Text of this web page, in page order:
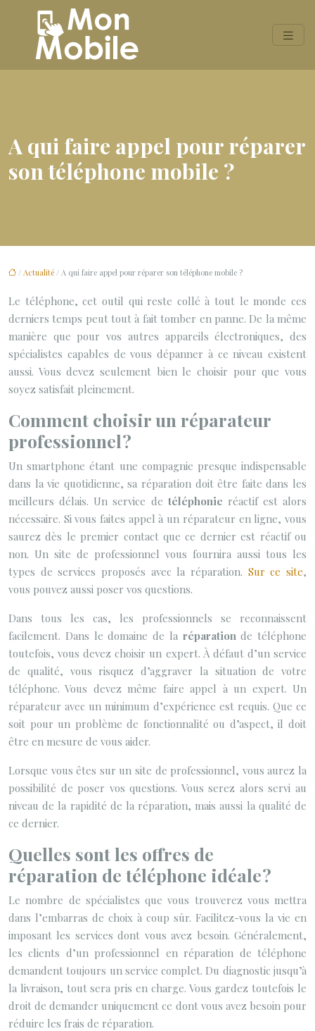
A qui faire appel pour réparer
son téléphone mobile ?
/ Actualité / A qui faire appel pour réparer son téléphone mobile ?
Le téléphone, cet outil qui reste collé à tout le monde ces
derniers temps peut tout à fait tomber en panne. De la même
manière que pour vos autres appareils électroniques, des
spécialistes capables de vous dépanner à ce niveau existent
aussi. Vous devez seulement bien le choisir pour que vous
soyez satisfait pleinement.
Comment choisir un réparateur
professionnel ?
Un smartphone étant une compagnie presque indispensable
dans la vie quotidienne, sa réparation doit être faite dans les
meilleurs délais. Un service de téléphonie réactif est alors
nécessaire. Si vous faites appel à un réparateur en ligne, vous
saurez dès le premier contact que ce dernier est réactif ou
non. Un site de professionnel vous fournira aussi tous les
types de services proposés avec la réparation. Sur ce site,
vous pouvez aussi poser vos questions.
Dans tous les cas, les professionnels se reconnaissent
facilement. Dans le domaine de la réparationde téléphone
toutefois, vous devez choisir un expert. À défaut d’un service
de qualité, vous risquez d’aggraver la situation de votre
téléphone. Vous devez même faire appel à un expert. Un
réparateur avec un minimum d’expérience est requis. Que ce
soit pour un problème de fonctionnalité ou d’aspect, il doit
être en mesure de vous aider.
Lorsque vous êtes sur un site de professionnel, vous aurez la
possibilité de poser vos questions. Vous serez alors servi au
niveau de la rapidité de la réparation, mais aussi la qualité de
ce dernier.
Quelles sont les offres de
réparation de téléphone idéale ?
Le nombre de spécialistes que vous trouverez vous mettra
dans l’embarras de choix à coup sûr. Facilitez-vous la vie en
imposant les services dont vous avez besoin. Généralement,
les clients d’un professionnel en réparation de téléphone
demandent toujours un service complet. Du diagnostic jusqu’à
la livraison, tout sera pris en charge. Vous gardez toutefois le
droit de demander uniquement ce dont vous avez besoin pour
réduire les frais de réparation.